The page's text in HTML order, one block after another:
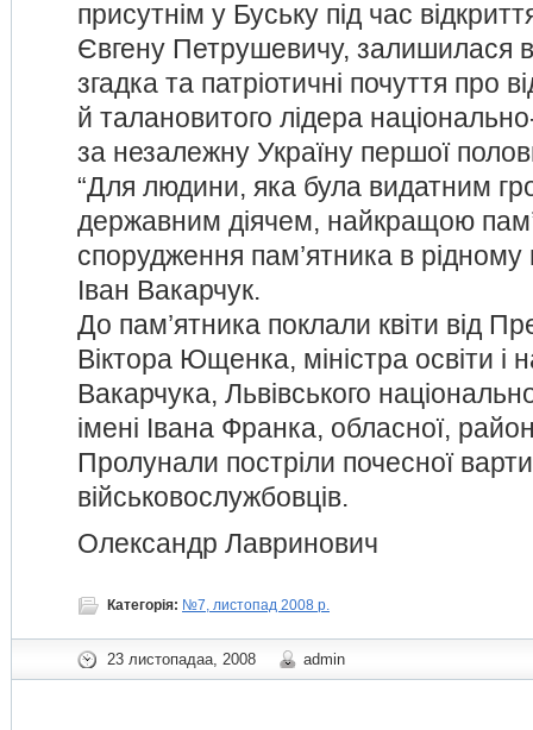
присутнім у Буську під час
Євгену Петрушевичу, залишилася
згадка та патріотичні почуття про
й талановитого лідера
за незалежну Україну першої
“Для людини, яка була видатним
державним діячем, найкращою
спорудження пам’ятника в рідному
Іван Вакарчук.
До пам’ятника поклали квіти від
Віктора Ющенка, міністра освіти і
Вакарчука, Львівського
імені Івана Франка, обласної,
Пролунали постріли почесної варти
військовослужбовців.
Олександр Лавринович
Категорія: №7, листопад 2008 р.
23 листопадаа, 2008 admin